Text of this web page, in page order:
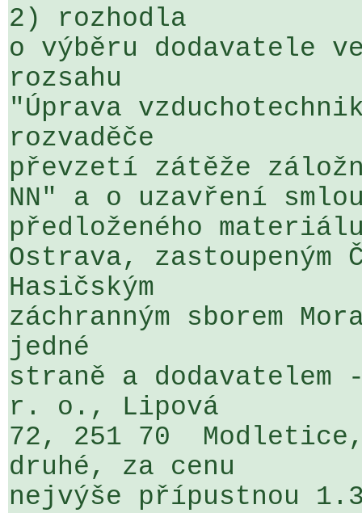
2) rozhodla
o výběru dodavatele
rozsahu
"Úprava
rozvaděče
převzetí zátěže
NN" a o uzavření
předloženého
Ostrava, zastoupeným
Hasičským
záchranným sborem
jedné
straně a
r. o., Lipová
72, 251 70
druhé, za cenu
nejvýše přípustnou